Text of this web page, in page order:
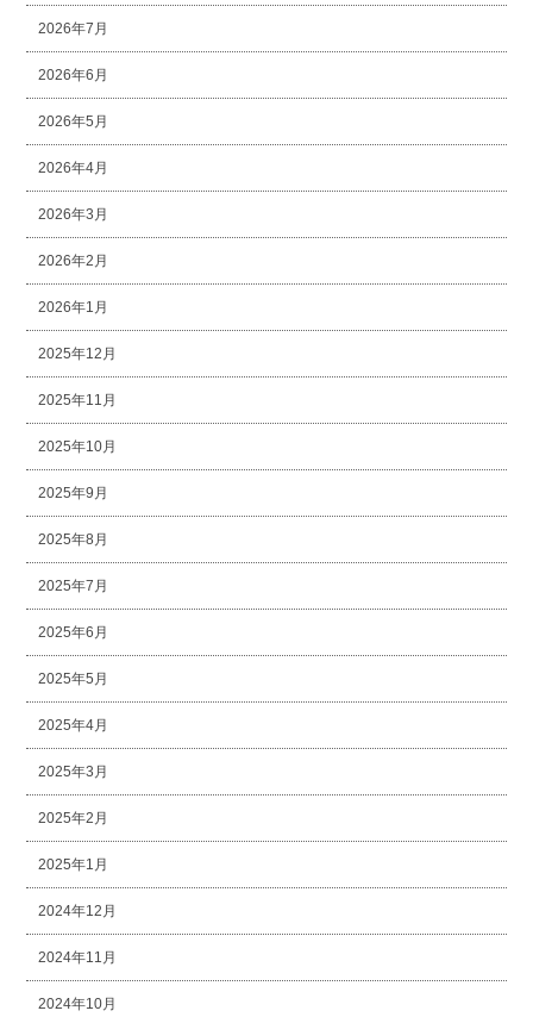
2026年7月
2026年6月
2026年5月
2026年4月
2026年3月
2026年2月
2026年1月
2025年12月
2025年11月
2025年10月
2025年9月
2025年8月
2025年7月
2025年6月
2025年5月
2025年4月
2025年3月
2025年2月
2025年1月
2024年12月
2024年11月
2024年10月